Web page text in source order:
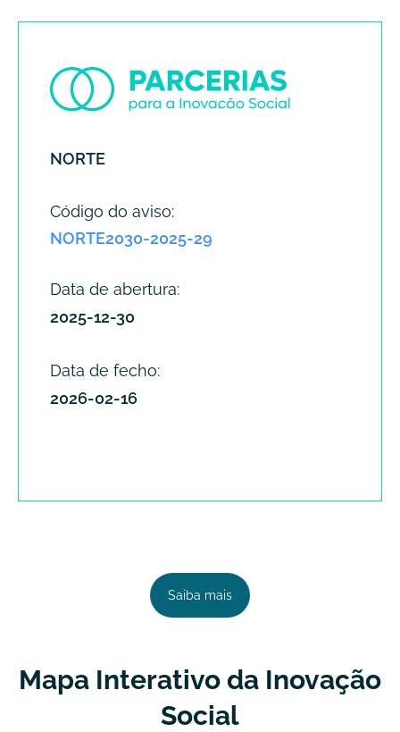
NORTE
Código do aviso:
NORTE2030-2025-29
Data de abertura:
2025-12-30
Data de fecho:
2026-02-16
Saiba mais
Mapa Interativo da Inovação
Social